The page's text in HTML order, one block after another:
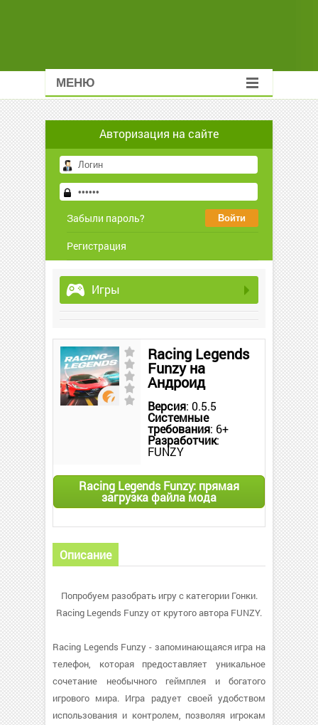
МЕНЮ
Авторизация на сайте
Забыли пароль?
Регистрация
Игры
Racing Legends
Funzy на
Андроид
Версия: 0.5.5
Системные
требования: 6+
Разработчик:
FUNZY
Racing Legends Funzy: прямая
загрузка файла мода
Описание
Попробуем разобрать игру с категории Гонки.
Racing Legends Funzy от крутого автора FUNZY.
Racing Legends Funzy - запоминающаяся игра на
телефон, которая предоставляет уникальное
сочетание необычного геймплея и богатого
игрового мира. Игра радует своей удобством
использования и контролем, позволяя игрокам